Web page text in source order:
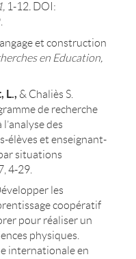
1, 1-12. DOI:
et construction
en Education,
L., & Chaliès S.
de recherche
des
élèves et enseignant-
situations
4-29.
les
coopératif
pour réaliser un
physiques.
internationale en